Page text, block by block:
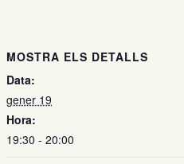
MOSTRA ELS DETALLS
Data:
gener 19
Hora:
19:30 - 20:00